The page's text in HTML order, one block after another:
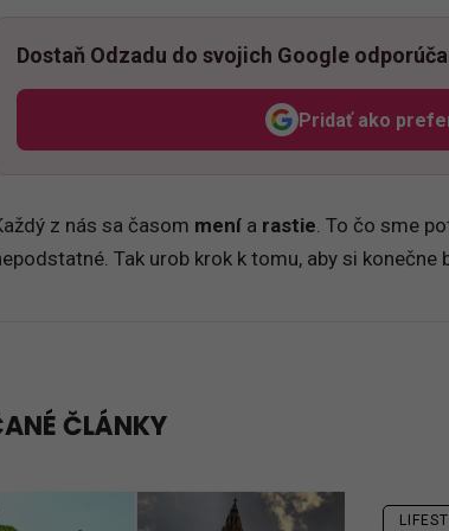
Dostaň Odzadu do svojich Google
Pridať ako
z nás sa časom mení a rastie. To čo sme
Tak urob krok k tomu, aby si konečne
ČLÁNKY